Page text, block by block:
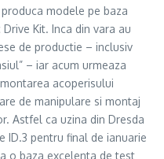
modele pe baza
Kit. Inca din vara au
de productie – inclusiv
– iar acum urmeaza
acoperisului
de manipulare si montaj
Astfel ca uzina din Dresda
ID.3 pentru final de ianuarie
o baza excelenta de test